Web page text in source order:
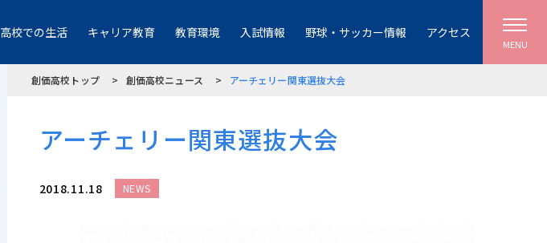
高校での生活 キャリア教育 教育環境 入試情報 野球・サッカー情報 アクセス
MENU
創価高校トップ 創価高校ニュース アーチェリー関東選抜大会
アーチェリー関東選抜大会
2018.11.18 NEWS